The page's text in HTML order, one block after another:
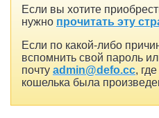
Если вы хотите
нужно прочитать эту
Если по какой-либо
вспомнить свой пароль
почту admin@defo.cc,
кошелька была